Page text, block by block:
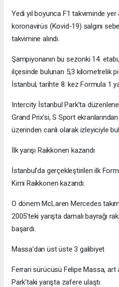
Yedi yıl boyunca F1 takviminde
koronavirüs (Kovid-19) salgını
takvimine alındı.
Şampiyonanın bu sezonki 14.
ilçesinde bulunan 5,3 kilometrelik
İstanbul, tarihte 8. kez Formula 1
Intercity İstanbul Park’ta
Grand Prix'si, S Sport
üzerinden canlı olarak izleyiciyle
İlk yarışı Raikkonen kazandı
İstanbul'da gerçekleştirilen ilk
Kimi Raikkonen kazandı.
O dönem McLaren Mercedes
2005'teki yarışta damalı bayrağı
başardı.
Massa'dan üst üste 3 galibiyet
Ferrari sürücüsü Felipe Massa, art
Park'taki yarışta zafere ulaştı.